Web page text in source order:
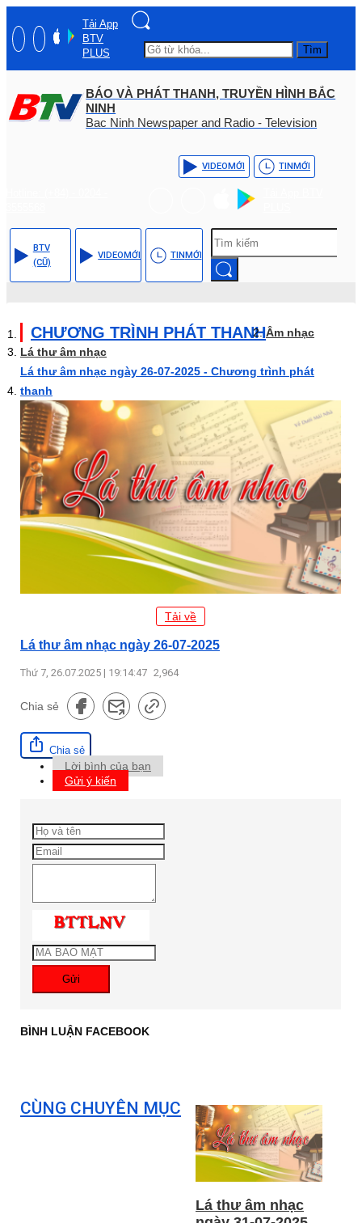
Tải App
BTV
PLUS
Tìm
BÁO VÀ PHÁT THANH, TRUYỀN HÌNH BẮC
NINH
Bac Ninh Newspaper and Radio - Television
VIDEOMỚI TINMỚI
BTV
(CŨ)
VIDEOMỚI TINMỚI
CHƯƠNG TRÌNH PHÁT THANHÂm nhạc
Lá thư âm nhạc
Lá thư âm nhạc ngày 26-07-2025 - Chương trình phát
thanh
Tải về
Lá thư âm nhạc ngày 26-07-2025
Thứ 7, 26.07.2025 | 19:14:47 2,964
Chia sẻ
Chia sẻ
Lời bình của bạn
Gửi ý kiến
Gửi
BÌNH LUẬN FACEBOOK
CÙNG CHUYÊN MỤC
Lá thư âm nhạc